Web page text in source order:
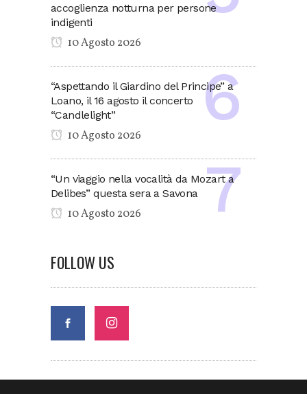
accoglienza notturna per persone
indigenti
10 Agosto 2026
“Aspettando il Giardino del Principe” a
Loano, il 16 agosto il concerto
“Candlelight”
10 Agosto 2026
“Un viaggio nella vocalità da Mozart a
Delibes” questa sera a Savona
10 Agosto 2026
FOLLOW US